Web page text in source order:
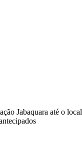
Jabaquara até o local